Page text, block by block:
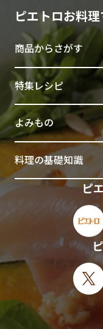
ピエトロお料
商品からさがす
特集レシピ
よみもの
料理の基礎知識
ピ
ピ
X